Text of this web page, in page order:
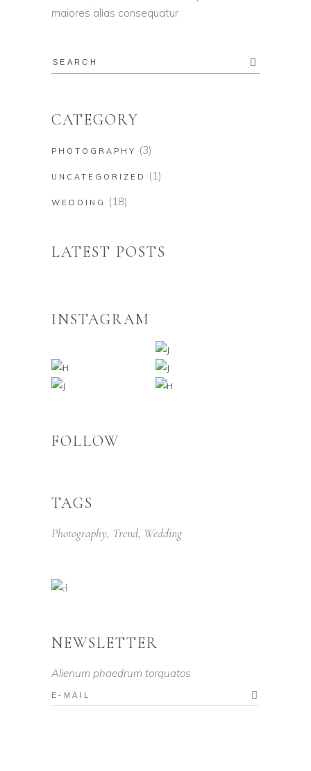
maiores alias consequatur
CATEGORY
PHOTOGRAPHY (3)
UNCATEGORIZED (1)
WEDDING (18)
LATEST POSTS
INSTAGRAM
FOLLOW
TAGS
Photography Trend Wedding
NEWSLETTER
Alienum phaedrum torquatos